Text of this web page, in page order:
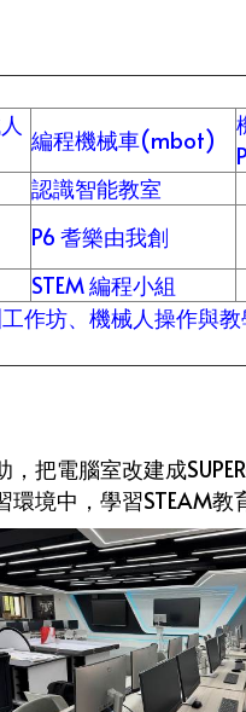
編程機械車(mbot)
認識智能教室
P6 耆樂由我創
STEM 編程小組
作坊、機械人操作與
把電腦室改建成
境中，學習STEAM教